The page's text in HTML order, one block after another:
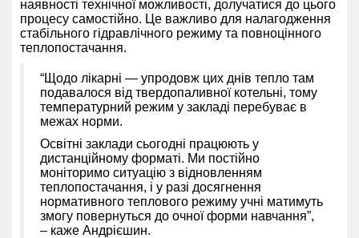
наявності технічної можливості, долучатися до цього
процесу самостійно. Це важливо для налагодження
стабільного гідравлічного режиму та повноцінного
теплопостачання.
“Щодо лікарні — упродовж цих днів тепло там
подавалося від твердопаливної котельні, тому
температурний режим у закладі перебуває в
межах норми.
Освітні заклади сьогодні працюють у
дистанційному форматі. Ми постійно
моніторимо ситуацію з відновленням
теплопостачання, і у разі досягнення
нормативного теплового режиму учні матимуть
змогу повернуться до очної форми навчання”,
– каже Андрієшин.